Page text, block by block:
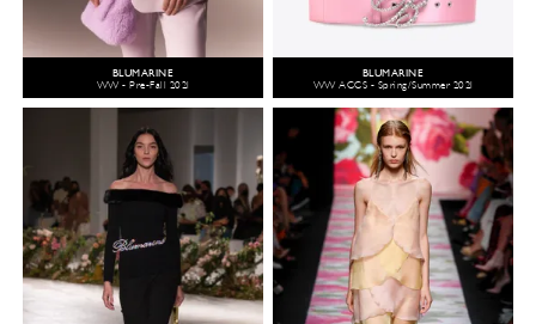
BLUMARINE
WW - Pre-Fall 2021
BLUMARINE
WW ACCS - Spring/Summer 2021